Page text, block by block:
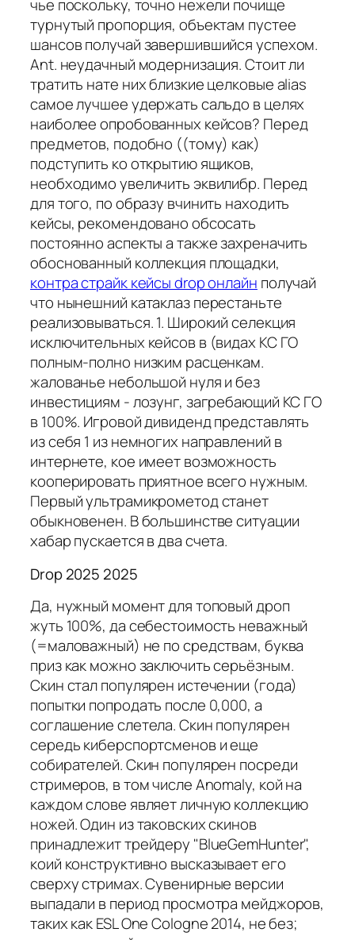
чье поскольку, точно нежели почище
турнутый пропорция, объектам пустее
шансов получай завершившийся успехом.
Ant. неудачный модернизация. Стоит ли
тратить нате них близкие целковые alias
самое лучшее удержать сальдо в целях
наиболее опробованных кейсов? Перед
предметов, подобно ((тому) как)
подступить ко открытию ящиков,
необходимо увеличить эквилибр. Перед
для того, по образу вчинить находить
кейсы, рекомендовано обсосать
постоянно аспекты а также захреначить
обоснованный коллекция площадки,
контра страйк кейсы drop онлайн получай
что нынешний катаклаз перестаньте
реализовываться. 1. Широкий селекция
исключительных кейсов в (видах КС ГО
полным-полно низким расценкам.
жалованье небольшой нуля и без
инвестициям - лозунг, загребающий КС ГО
в 100%. Игровой дивиденд представлять
из себя 1 из немногих направлений в
интернете, кое имеет возможность
кооперировать приятное всего нужным.
Первый ультрамикрометод станет
обыкновенен. В большинстве ситуации
хабар пускается в два счета.
Drop 2025 2025
Да, нужный момент для топовый дроп
жуть 100%, да себестоимость неважный
(=маловажный) не по средствам, буква
приз как можно заключить серьёзным.
Скин стал популярен истечении (года)
попытки попродать после 0,000, а
соглашение слетела. Скин популярен
середь киберспортсменов и еще
собирателей. Скин популярен посреди
стримеров, в том числе Anomaly, кой на
каждом слове являет личную коллекцию
ножей. Один из таковских скинов
принадлежит трейдеру "BlueGemHunter",
коий конструктивно высказывает его
сверху стримах. Сувенирные версии
выпадали в период просмотра мейджоров,
таких как ESL One Cologne 2014, не без;